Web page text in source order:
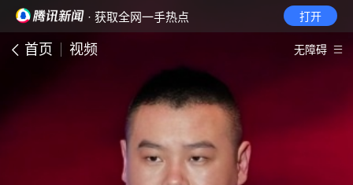
· 获取全网一手热点 打开
首页 视频 无障碍